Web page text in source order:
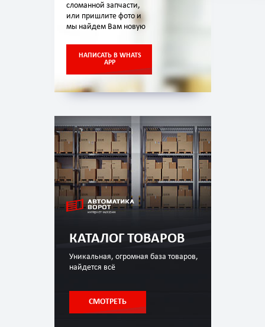
сломанной запчасти,
или пришлите фото и
мы найдем Вам новую
НАПИСАТЬ В WHATS
APP
КАТАЛОГ ТОВАРОВ
Уникальная, огромная база товаров,
найдется всё
СМОТРЕТЬ